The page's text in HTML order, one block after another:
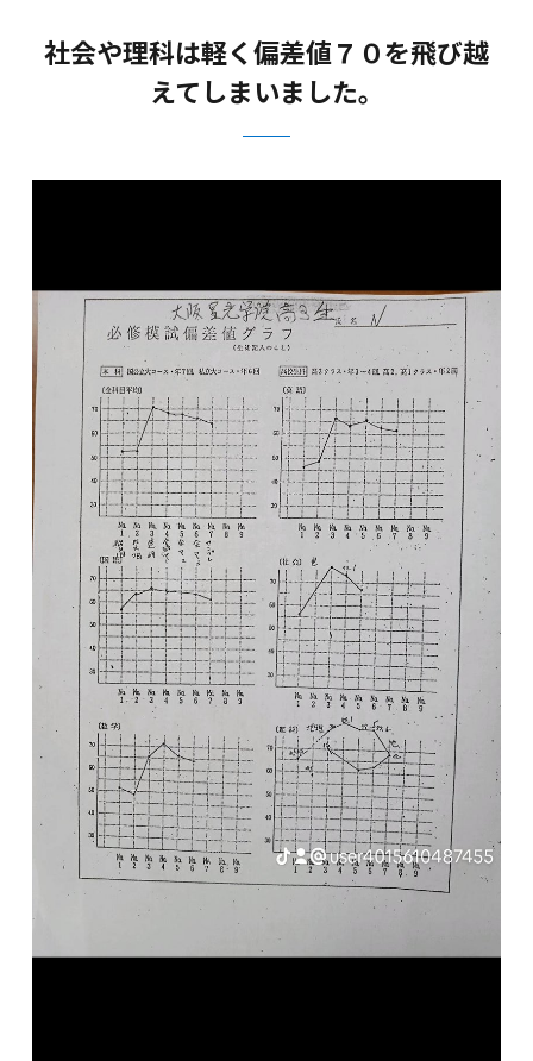
社会や理科は軽く偏差値７０を飛び越
えてしまいました。